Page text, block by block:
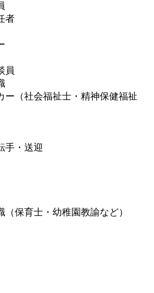
者
員
ー（社会福祉士・精神保健福祉
手・送迎
（保育士・幼稚園教諭など）